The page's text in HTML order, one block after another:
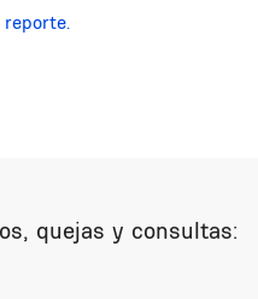
reporte.
quejas y consultas: